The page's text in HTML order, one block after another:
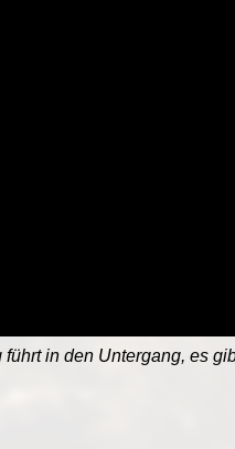
in den Untergang, es